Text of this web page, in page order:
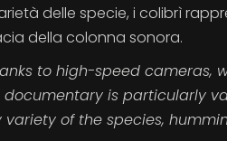
delle specie, i colibrì
della colonna sonora.
to high-speed cameras,
is particularly
of the species,